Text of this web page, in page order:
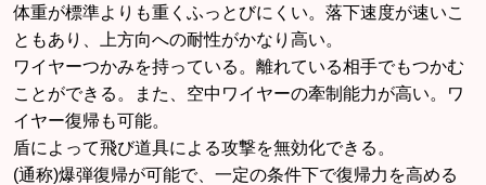
体重が標準よりも重くふっとびにくい。落下速度が速いこ
ともあり、上方向への耐性がかなり高い。
ワイヤーつかみを持っている。離れている相手でもつかむ
ことができる。また、空中ワイヤーの牽制能力が高い。ワ
イヤー復帰も可能。
盾によって飛び道具による攻撃を無効化できる。
(通称)爆弾復帰が可能で、一定の条件下で復帰力を高める